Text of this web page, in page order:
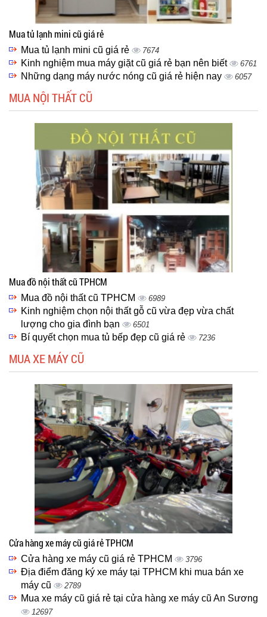
Mua tủ lạnh mini cũ giá rẻ
Mua tủ lạnh mini cũ giá rẻ 7674
Kinh nghiệm mua máy giặt cũ giá rẻ bạn nên biết 6761
Những dạng máy nước nóng cũ giá rẻ hiện nay 6057
MUA NỘI THẤT CŨ
Mua đồ nội thất cũ TPHCM
Mua đồ nội thất cũ TPHCM 6989
Kinh nghiệm chọn nội thất gỗ cũ vừa đẹp vừa chất
lượng cho gia đình bạn
6501
Bí quyết chọn mua tủ bếp đẹp cũ giá rẻ 7236
MUA XE MÁY CŨ
Cửa hàng xe máy cũ giá rẻ TPHCM
Cửa hàng xe máy cũ giá rẻ TPHCM 3796
Địa điểm đăng ký xe máy tại TPHCM khi mua bán xe
máy cũ
2789
Mua xe máy cũ giá rẻ tại cửa hàng xe máy cũ An Sương
12697